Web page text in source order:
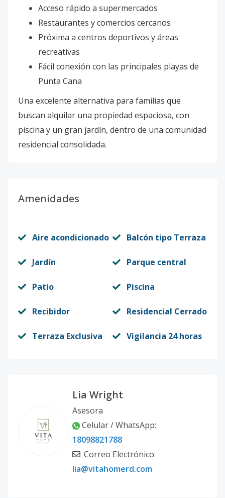
Acceso rápido a supermercados
Restaurantes y comercios cercanos
Próxima a centros deportivos y áreas
recreativas
Fácil conexión con las principales playas de
Punta Cana
Una excelente alternativa para familias que
buscan alquilar una propiedad espaciosa, con
piscina y un gran jardín, dentro de una comunidad
residencial consolidada.
Amenidades
Aire acondicionado Balcón tipo Terraza
Jardín Parque central
Patio Piscina
Recibidor Residencial Cerrado
Terraza Exclusiva Vigilancia 24 horas
Lia Wright
Asesora
Celular / WhatsApp:
18098821788
Correo Electrónico:
lia@vitahomerd.com